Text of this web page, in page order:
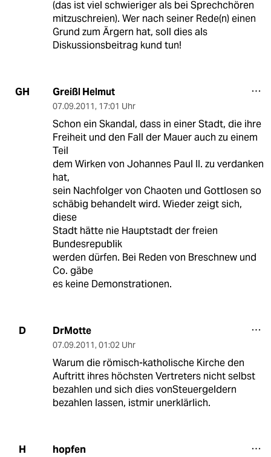
(das ist viel schwieriger als bei Sprechchören
mitzuschreien). Wer nach seiner Rede(n) einen
Grund zum Ärgern hat, soll dies als
Diskussionsbeitrag kund tun!
GH Greißl Helmut
07.09.2011, 17:01 Uhr
Schon ein Skandal, dass in einer Stadt, die ihre
Freiheit und den Fall der Mauer auch zu einem
Teil
dem Wirken von Johannes Paul II. zu verdanken
hat,
sein Nachfolger von Chaoten und Gottlosen so
schäbig behandelt wird. Wieder zeigt sich,
diese
Stadt hätte nie Hauptstadt der freien
Bundesrepublik
werden dürfen. Bei Reden von Breschnew und
Co. gäbe
es keine Demonstrationen.
D DrMotte
07.09.2011, 01:02 Uhr
Warum die römisch-katholische Kirche den
Auftritt ihres höchsten Vertreters nicht selbst
bezahlen und sich dies vonSteuergeldern
bezahlen lassen, istmir unerklärlich.
H hopfen